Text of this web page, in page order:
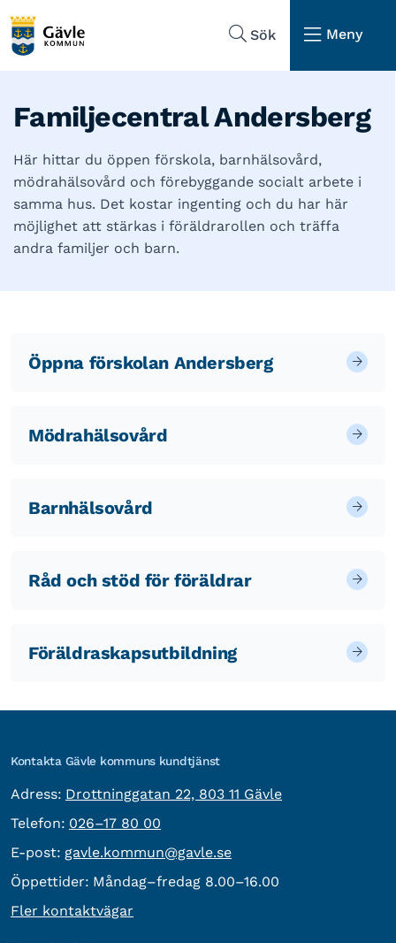
Sök
Meny
Familjecentral Andersberg
Här hittar du öppen förskola, barnhälsovård,
mödrahälsovård och förebyggande socialt arbete i
samma hus. Det kostar ingenting och du har här
möjlighet att stärkas i föräldrarollen och träffa
andra familjer och barn.
Öppna förskolan Andersberg
Mödrahälsovård
Barnhälsovård
Råd och stöd för föräldrar
Föräldraskapsutbildning
Kontakta Gävle kommuns kundtjänst
Adress: besöksadress:
Drottninggatan 22, 803 11 Gävle
Telefon: Telefon:
026–17 80 00
E-post: E-post:
gavle.kommun@gavle.se
Öppettider: Måndag–fredag 8.00–16.00
Fler kontaktvägar